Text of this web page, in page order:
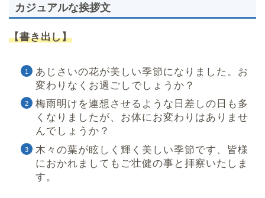
カジュアルな挨拶文
【書き出し】
あじさいの花が美しい季節になりました。お
変わりなくお過ごしでしょうか？
梅雨明けを連想させるような日差しの日も多
くなりましたが、お体にお変わりはありませ
んでしょうか？
木々の葉が眩しく輝く美しい季節です、皆様
におかれましてもご壮健の事と拝察いたしま
す。